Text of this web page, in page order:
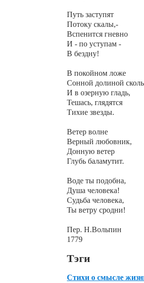
Путь заступят
Потоку скалы,-
Вспенится гневно
И - по уступам -
В бездну!
В покойном ложе
Сонной долиной
И в озерную гладь,
Тешась, глядятся
Тихие звезды.
Ветер волне
Верный любовник,
Донную ветер
Глубь баламутит.
Воде ты подобна,
Душа человека!
Судьба человека,
Ты ветру сродни!
Пер. Н.Вольпин
1779
Тэги
Стихи о смысле